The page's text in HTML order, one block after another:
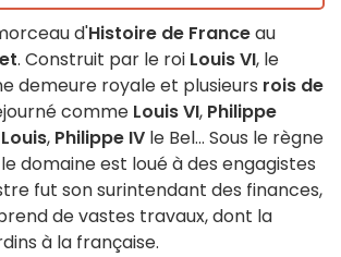
d'Histoire de Franceau
. Construit par le roi Louis VI, le
demeure royale et plusieurs rois de
comme Louis VI, Philippe
, Philippe IV le Bel... Sous le règne
domaine est loué à des engagistes
fut son surintendant des finances,
de vastes travaux, dont la
à la française.